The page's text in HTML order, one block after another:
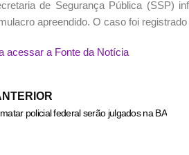
de Segurança Pública (SSP)
apreendido. O caso foi
acessar a Fonte da Notícia
policial federal serão julgados na BA